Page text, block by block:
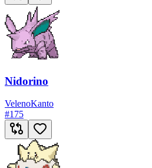
Nidorino
VelenoKanto
#175